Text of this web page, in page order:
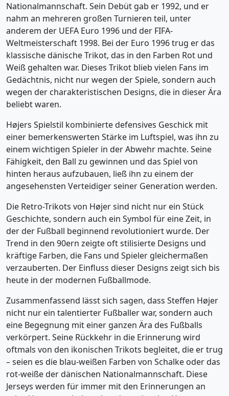
Nationalmannschaft. Sein Debüt gab er 1992, und er
nahm an mehreren großen Turnieren teil, unter
anderem der UEFA Euro 1996 und der FIFA-
Weltmeisterschaft 1998. Bei der Euro 1996 trug er das
klassische dänische Trikot, das in den Farben Rot und
Weiß gehalten war. Dieses Trikot blieb vielen Fans im
Gedächtnis, nicht nur wegen der Spiele, sondern auch
wegen der charakteristischen Designs, die in dieser Ära
beliebt waren.
Højers Spielstil kombinierte defensives Geschick mit
einer bemerkenswerten Stärke im Luftspiel, was ihn zu
einem wichtigen Spieler in der Abwehr machte. Seine
Fähigkeit, den Ball zu gewinnen und das Spiel von
hinten heraus aufzubauen, ließ ihn zu einem der
angesehensten Verteidiger seiner Generation werden.
Die Retro-Trikots von Højer sind nicht nur ein Stück
Geschichte, sondern auch ein Symbol für eine Zeit, in
der der Fußball beginnend revolutioniert wurde. Der
Trend in den 90ern zeigte oft stilisierte Designs und
kräftige Farben, die Fans und Spieler gleichermaßen
verzauberten. Der Einfluss dieser Designs zeigt sich bis
heute in der modernen Fußballmode.
Zusammenfassend lässt sich sagen, dass Steffen Højer
nicht nur ein talentierter Fußballer war, sondern auch
eine Begegnung mit einer ganzen Ära des Fußballs
verkörpert. Seine Rückkehr in die Erinnerung wird
oftmals von den ikonischen Trikots begleitet, die er trug
– seien es die blau-weißen Farben von Schalke oder das
rot-weiße der dänischen Nationalmannschaft. Diese
Jerseys werden für immer mit den Erinnerungen an